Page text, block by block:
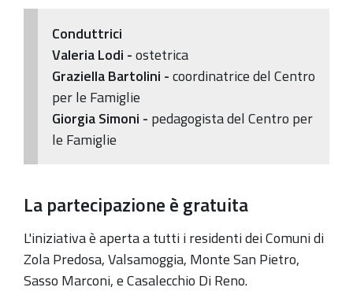
Conduttrici
Valeria Lodi -ostetrica
Graziella Bartolini -coordinatrice del Centro
per le Famiglie
Giorgia Simoni - pedagogista del Centro per
le Famiglie
La partecipazione è gratuita
L'iniziativa è aperta a tutti i residenti dei Comuni di
Zola Predosa, Valsamoggia, Monte San Pietro,
Sasso Marconi, e Casalecchio Di Reno.